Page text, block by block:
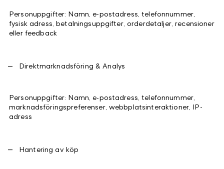
Personuppgifter: Namn, e-postadress, telefonnummer,
fysisk adress, betalningsuppgifter, orderdetaljer, recensioner
eller feedback
Direktmarknadsföring & Analys
Personuppgifter: Namn, e-postadress, telefonnummer,
marknadsföringspreferenser, webbplatsinteraktioner, IP-
adress
Hantering av köp